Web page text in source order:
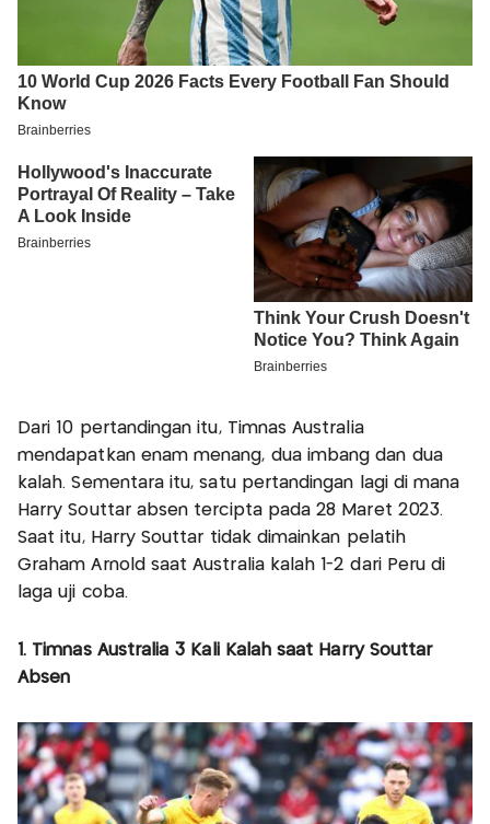
Dari 10 pertandingan itu, Timnas Australia
mendapatkan enam menang, dua imbang dan dua
kalah. Sementara itu, satu pertandingan lagi di mana
Harry Souttar absen tercipta pada 28 Maret 2023.
Saat itu, Harry Souttar tidak dimainkan pelatih
Graham Arnold saat Australia kalah 1-2 dari Peru di
laga uji coba.
1. Timnas Australia 3 Kali Kalah saat Harry Souttar
Absen